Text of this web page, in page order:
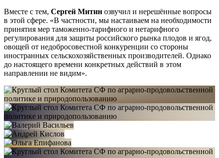
Вместе с тем, Сергей Митин озвучил и нерешённые вопросы
в этой сфере. «В частности, мы настаиваем на необходимости
принятия мер таможенно-тарифного и нетарифного
регулирования для защиты российского рынка плодов и ягод,
овощей от недобросовестной конкуренции со стороны
иностранных сельскохозяйственных производителей. Однако
до настоящего времени конкретных действий в этом
направлении не видим».